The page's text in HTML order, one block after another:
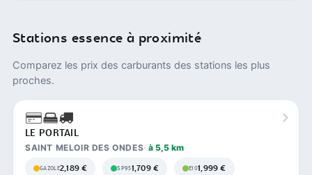
Stations essence à proximité
Comparez les prix des carburants des stations les plus
proches.
LE PORTAIL
SAINT MELOIR DES ONDES à 5,5 km
GAZOLE2,189 € SP951,709 € E101,999 €